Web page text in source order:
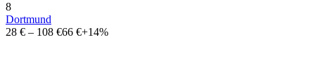
8
Dortmund
28 € – 108 €66 €+14%